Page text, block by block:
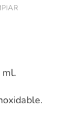
ml.